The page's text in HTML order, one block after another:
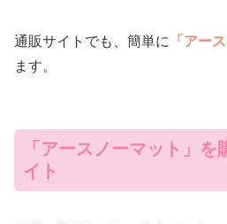
通販サイトでも、簡単に 「アー
ます。
「アースノーマット」
イト